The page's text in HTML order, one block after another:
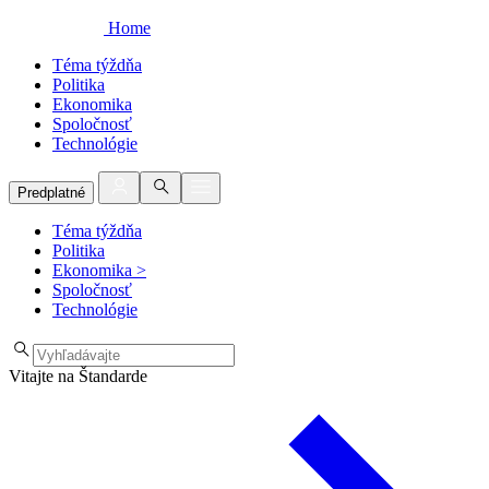
Home
Téma týždňa
Politika
Ekonomika
Spoločnosť
Technológie
Predplatné
Téma týždňa
Politika
Ekonomika >
Spoločnosť
Technológie
Vitajte na Štandarde